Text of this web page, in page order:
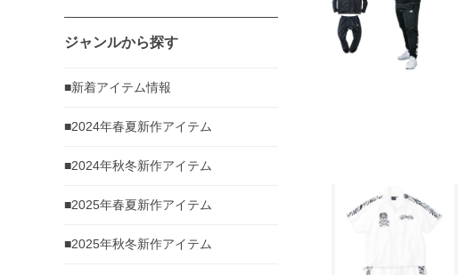
ジャンルから探す
■新着アイテム情報
■2024年春夏新作アイテム
■2024年秋冬新作アイテム
■2025年春夏新作アイテム
■2025年秋冬新作アイテム